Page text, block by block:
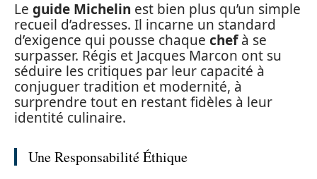
Le guide Michelin est bien plus qu’un simple
recueil d’adresses. Il incarne un standard
d’exigence qui pousse chaque chefà se
surpasser. Régis et Jacques Marcon ont su
séduire les critiques par leur capacité à
conjuguer tradition et modernité, à
surprendre tout en restant fidèles à leur
identité culinaire.
Une Responsabilité Éthique